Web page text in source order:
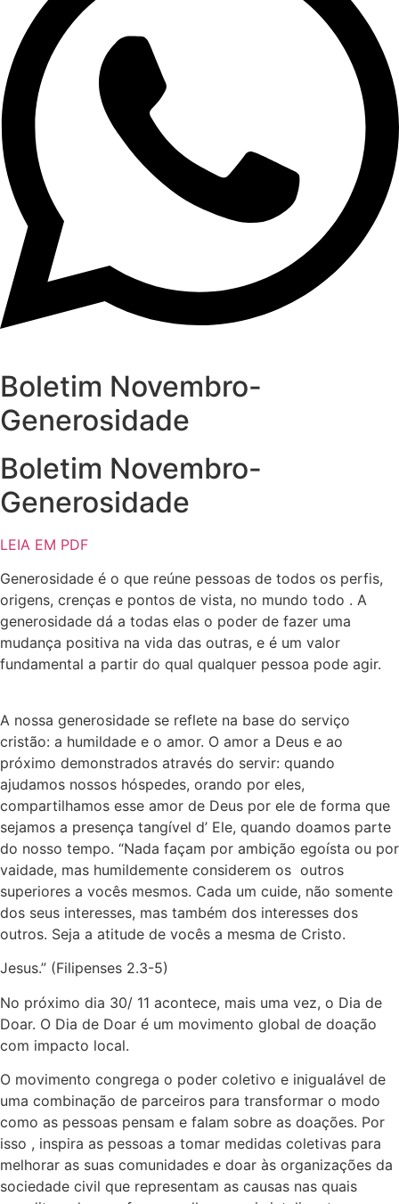
Boletim Novembro-
Generosidade
Boletim Novembro-
Generosidade
LEIA EM PDF
Generosidade é o que reúne pessoas de todos os perfis,
origens, crenças e pontos de vista, no mundo todo . A
generosidade dá a todas elas o poder de fazer uma
mudança positiva na vida das outras, e é um valor
fundamental a partir do qual qualquer pessoa pode agir.
A nossa generosidade se reflete na base do serviço
cristão: a humildade e o amor. O amor a Deus e ao
próximo demonstrados através do servir: quando
ajudamos nossos hóspedes, orando por eles,
compartilhamos esse amor de Deus por ele de forma que
sejamos a presença tangível d’ Ele, quando doamos parte
do nosso tempo. “Nada façam por ambição egoísta ou por
vaidade, mas humildemente considerem os outros
superiores a vocês mesmos. Cada um cuide, não somente
dos seus interesses, mas também dos interesses dos
outros. Seja a atitude de vocês a mesma de Cristo.
Jesus.” (Filipenses 2.3-5)
No próximo dia 30/ 11 acontece, mais uma vez, o Dia de
Doar. O Dia de Doar é um movimento global de doação
com impacto local.
O movimento congrega o poder coletivo e inigualável de
uma combinação de parceiros para transformar o modo
como as pessoas pensam e falam sobre as doações. Por
isso , inspira as pessoas a tomar medidas coletivas para
melhorar as suas comunidades e doar às organizações da
sociedade civil que representam as causas nas quais